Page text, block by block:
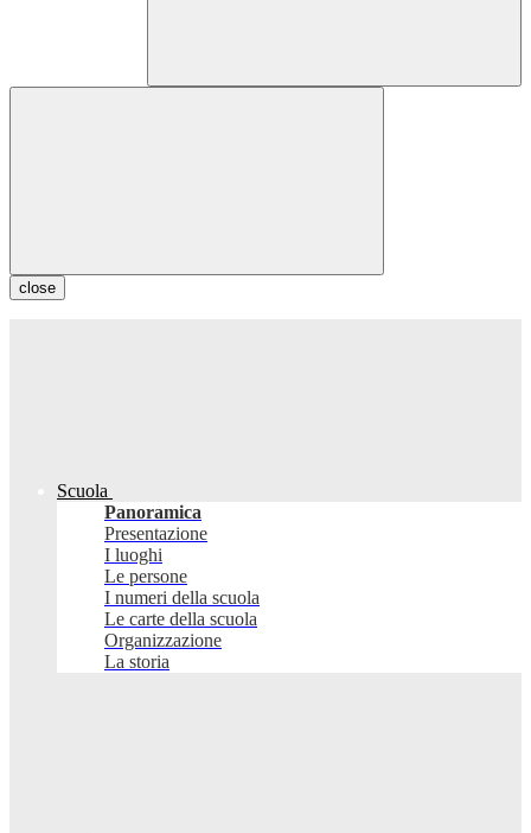
close
Scuola
Panoramica
Presentazione
I luoghi
Le persone
I numeri della scuola
Le carte della scuola
Organizzazione
La storia